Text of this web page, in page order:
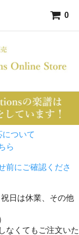
0
ついて
ら
前にご確認くださ
日は休業、その他
なくてもご注文いた